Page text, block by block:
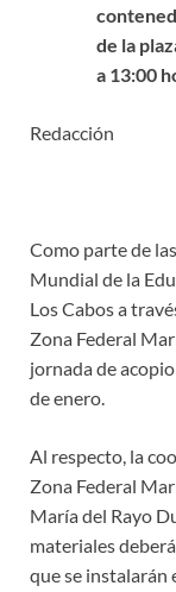
de la
a 13:00
Redacción
Como parte de
Mundial de la
Los Cabos a
Zona Federal
jornada de
de enero.
Al respecto, la
Zona Federal
María del Rayo
materiales
que se instalarán